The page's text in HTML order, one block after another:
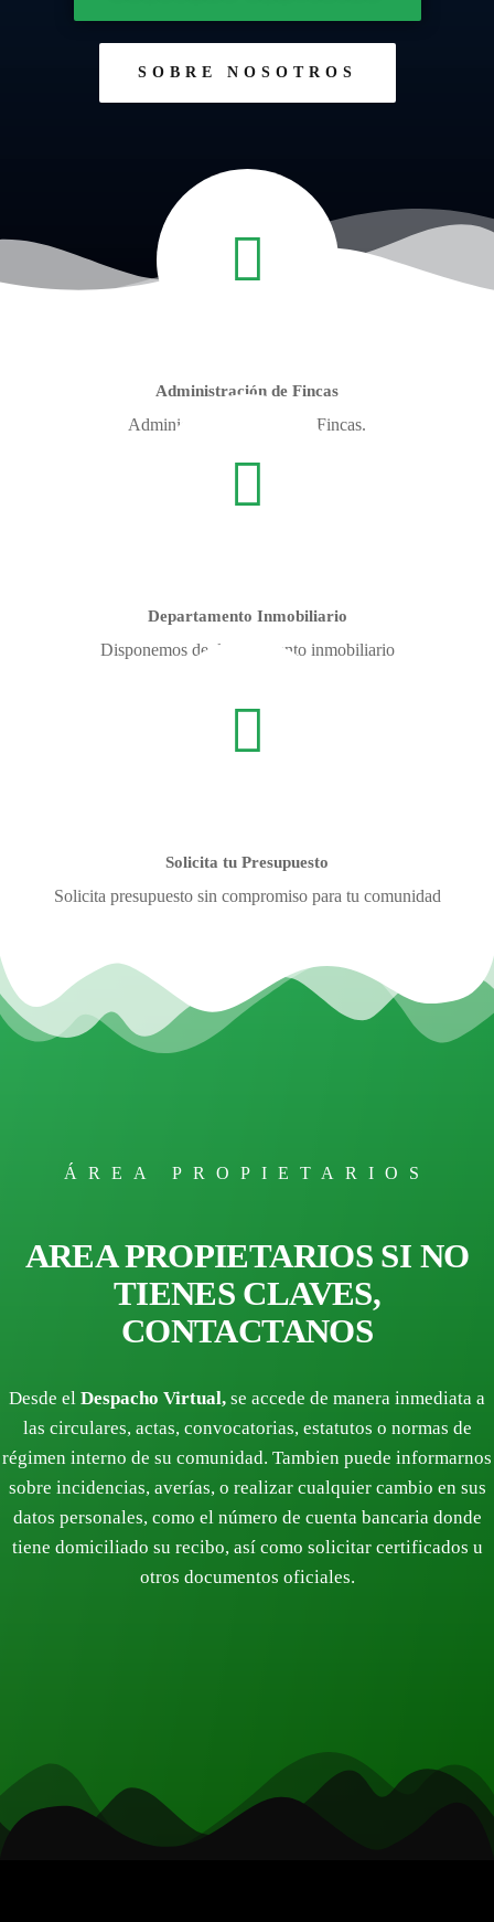
SOBRE NOSOTROS
Administración de Fincas
Administración integral de Fincas.
Departamento Inmobiliario
Disponemos de departamento inmobiliario
Solicita tu Presupuesto
Solicita presupuesto sin compromiso para tu comunidad
ÁREA PROPIETARIOS
AREA PROPIETARIOS SI NO
TIENES CLAVES,
CONTACTANOS
Desde el Despacho Virtual, se accede de manera inmediata a
las circulares, actas, convocatorias, estatutos o normas de
régimen interno de su comunidad. Tambien puede informarnos
sobre incidencias, averías, o realizar cualquier cambio en sus
datos personales, como el número de cuenta bancaria donde
tiene domiciliado su recibo, así como solicitar certificados u
otros documentos oficiales.